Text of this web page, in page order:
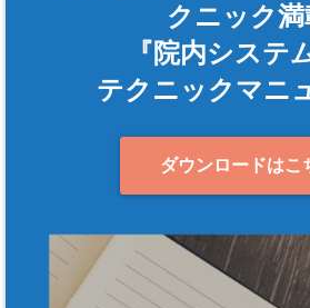
クニック満
『院内システ
テクニックマニ
ダウンロードはこ